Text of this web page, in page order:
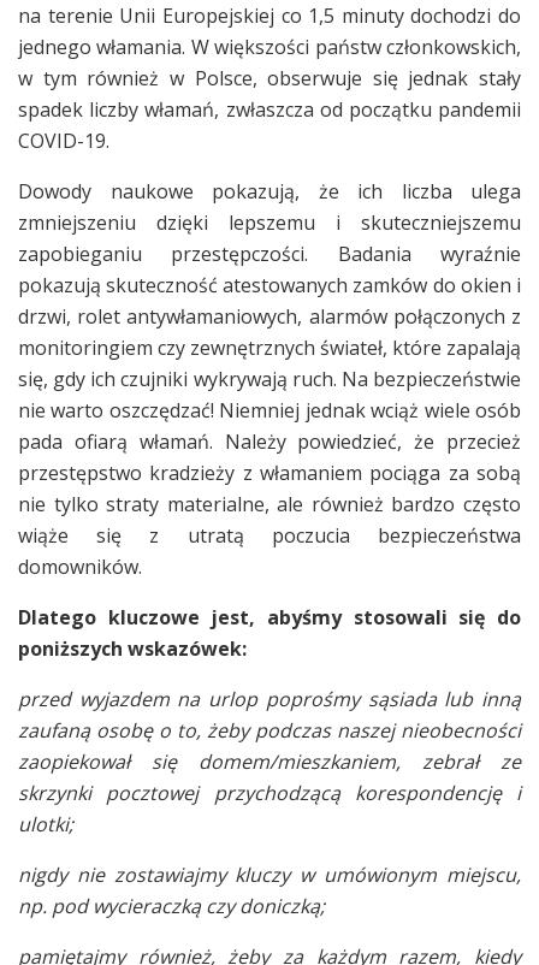
na terenie Unii Europejskiej co 1,5 minuty dochodzi do
jednego włamania. W większości państw członkowskich,
w tym również w Polsce, obserwuje się jednak stały
spadek liczby włamań, zwłaszcza od początku pandemii
COVID-19.
Dowody naukowe pokazują, że ich liczba ulega
zmniejszeniu dzięki lepszemu i skuteczniejszemu
zapobieganiu przestępczości. Badania wyraźnie
pokazują skuteczność atestowanych zamków do okien i
drzwi, rolet antywłamaniowych, alarmów połączonych z
monitoringiem czy zewnętrznych świateł, które zapalają
się, gdy ich czujniki wykrywają ruch. Na bezpieczeństwie
nie warto oszczędzać! Niemniej jednak wciąż wiele osób
pada ofiarą włamań. Należy powiedzieć, że przecież
przestępstwo kradzieży z włamaniem pociąga za sobą
nie tylko straty materialne, ale również bardzo często
wiąże się z utratą poczucia bezpieczeństwa
domowników.
Dlatego kluczowe jest, abyśmy stosowali się do
poniższych wskazówek:
przed wyjazdem na urlop poprośmy sąsiada lub inną
zaufaną osobę o to, żeby podczas naszej nieobecności
zaopiekował się domem/mieszkaniem, zebrał ze
skrzynki pocztowej przychodzącą korespondencję i
ulotki;
nigdy nie zostawiajmy kluczy w umówionym miejscu,
np. pod wycieraczką czy doniczką;
pamiętajmy również, żeby za każdym razem, kiedy